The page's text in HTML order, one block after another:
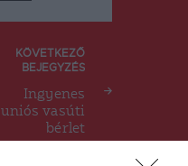
KÖVETKEZŐ
BEJEGYZÉS
Ingyenes
uniós vasúti
bérlet